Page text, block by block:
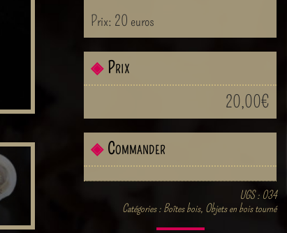
Prix: 20 euros
◈ Prix
20,00€
◈ Commander
UGS : 034
Catégories : Boîtes bois, Objets en bois tourné